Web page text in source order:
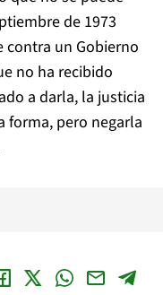
de 1973
contra un Gobierno
no ha recibido
a darla, la justicia
forma, pero negarla